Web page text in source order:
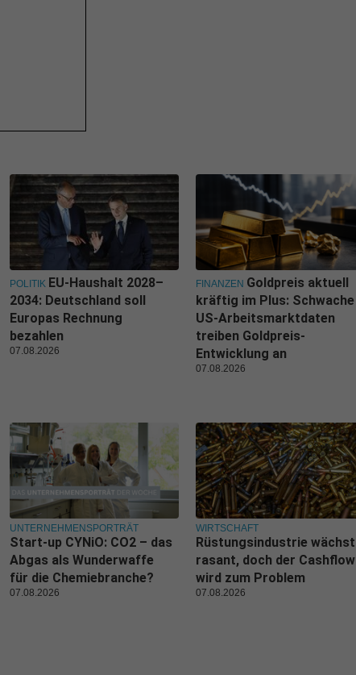
POLITIK EU-Haushalt 2028–
2034: Deutschland soll
Europas Rechnung
bezahlen
07.08.2026
FINANZEN Goldpreis aktuell
kräftig im Plus: Schwache
US-Arbeitsmarktdaten
treiben Goldpreis-
Entwicklung an
07.08.2026
UNTERNEHMENSPORTRÄT
Start-up CYNiO: CO2 – das
Abgas als Wunderwaffe
für die Chemiebranche?
07.08.2026
WIRTSCHAFT
Rüstungsindustrie wächst
rasant, doch der Cashflow
wird zum Problem
07.08.2026